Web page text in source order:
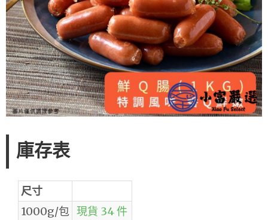
庫存表
尺寸
1000g/包 現貨 34 件